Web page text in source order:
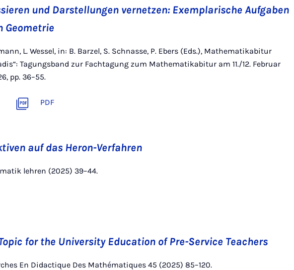
und Darstellungen vernetzen: Exemplarische Aufgaben
Geometrie
L. Wessel, in: B. Barzel, S. Schnasse, P. Ebers (Eds.), Mathematikabitur
Tagungsband zur Fachtagung zum Mathematikabitur am 11./12. Februar
pp. 36–55.
PDF
auf das Heron-Verfahren
lehren (2025) 39–44.
for the University Education of Pre-Service Teachers
En Didactique Des Mathématiques 45 (2025) 85–120.